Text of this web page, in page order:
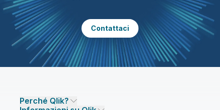
Contattaci
Perché Qlik?